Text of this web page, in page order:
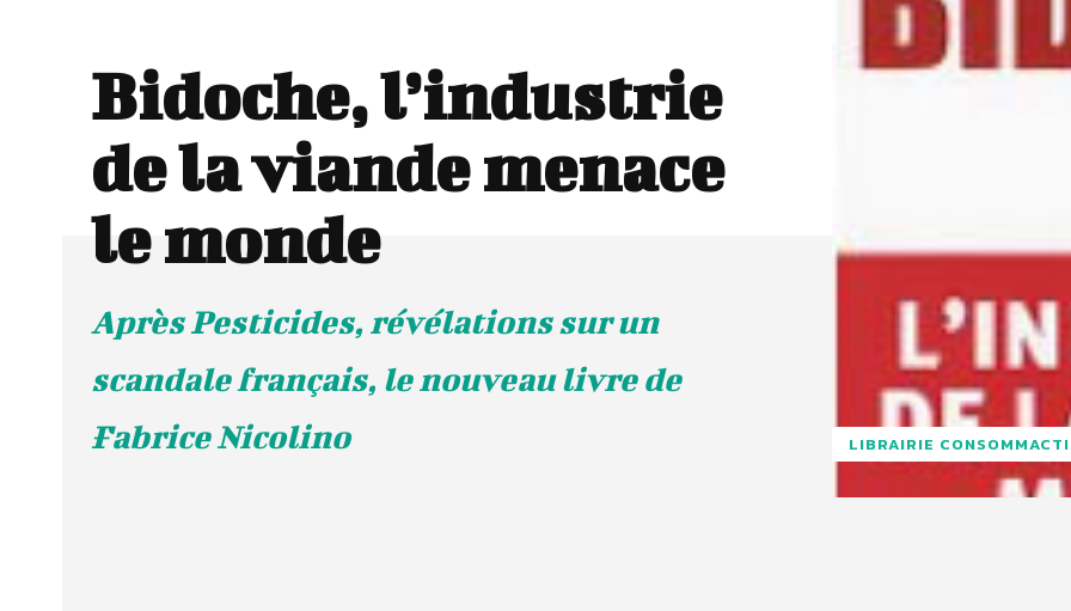
Bidoche, l’industrie
de la viande menace
le monde
Après Pesticides, révélations sur un
scandale français, le nouveau livre de
Fabrice Nicolino
LIBRAIRIE